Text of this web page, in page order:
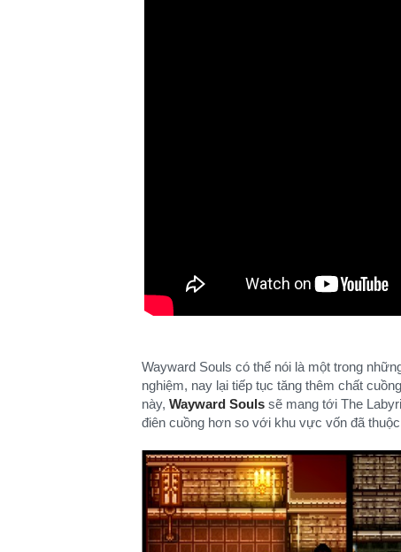
Wayward Souls có thể nói là một trong
nghiệm, nay lại tiếp tục tăng thêm chất
này, Wayward Souls sẽ mang tới The
điên cuồng hơn so với khu vực vốn đã